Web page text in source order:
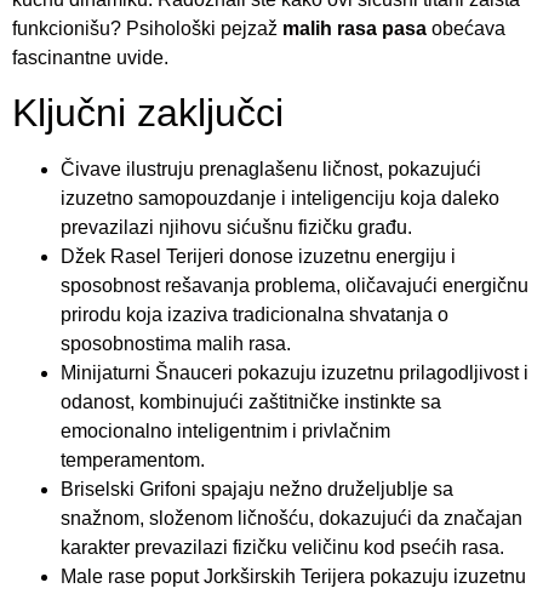
funkcionišu? Psihološki pejzaž malih rasa pasa obećava
fascinantne uvide.
Ključni zaključci
Čivave ilustruju prenaglašenu ličnost, pokazujući
izuzetno samopouzdanje i inteligenciju koja daleko
prevazilazi njihovu sićušnu fizičku građu.
Džek Rasel Terijeri donose izuzetnu energiju i
sposobnost rešavanja problema, oličavajući energičnu
prirodu koja izaziva tradicionalna shvatanja o
sposobnostima malih rasa.
Minijaturni Šnauceri pokazuju izuzetnu prilagodljivost i
odanost, kombinujući zaštitničke instinkte sa
emocionalno inteligentnim i privlačnim
temperamentom.
Briselski Grifoni spajaju nežno druželjublje sa
snažnom, složenom ličnošću, dokazujući da značajan
karakter prevazilazi fizičku veličinu kod psećih rasa.
Male rase poput Jorkširskih Terijera pokazuju izuzetnu